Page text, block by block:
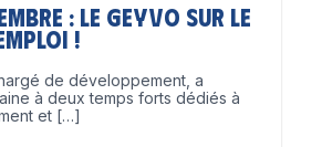
: le GEYVO sur le
!
de développement, a
à deux temps forts dédiés à
et […]